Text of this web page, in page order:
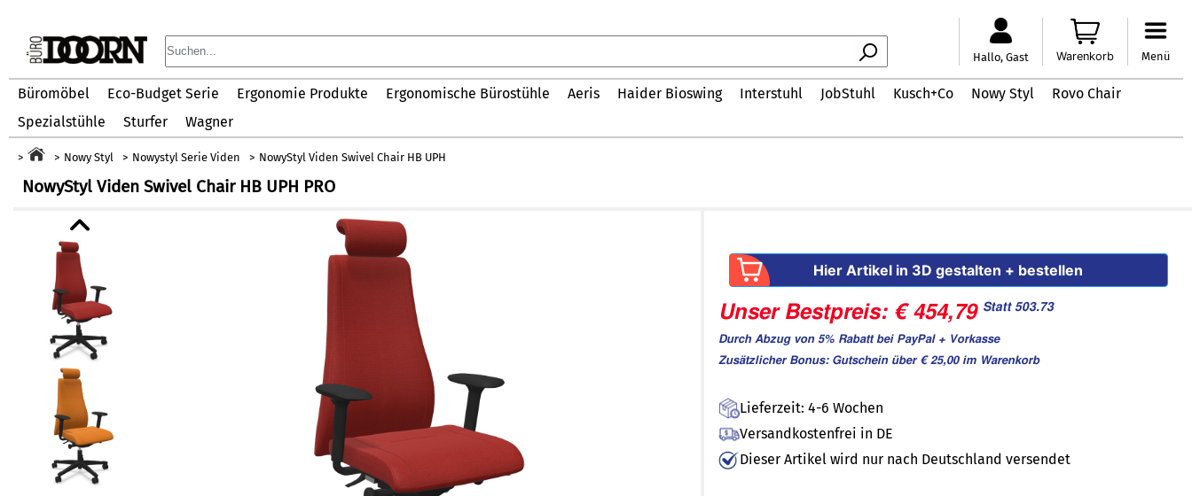
Hallo, Gast Warenkorb Menü
Büromöbel Eco-Budget Serie Ergonomie Produkte Ergonomische Bürostühle Aeris Haider Bioswing Interstuhl JobStuhl Kusch+Co Nowy Styl
Rovo Chair
Spezialstühle
Sturfer Wagner
Nowy Styl Nowystyl Serie Viden NowyStyl Viden Swivel Chair HB UPH
NowyStyl Viden Swivel Chair HB UPH PRO
Hier Artikel in 3D gestalten + bestellen
Unser Bestpreis: € 454,79 Statt 503.73
Durch Abzug von 5% Rabatt bei PayPal + Vorkasse
Zusätzlicher Bonus: Gutschein über € 25,00 im Warenkorb
Lieferzeit: 4-6 Wochen
Versandkostenfrei in DE
Dieser Artikel wird nur nach Deutschland versendet